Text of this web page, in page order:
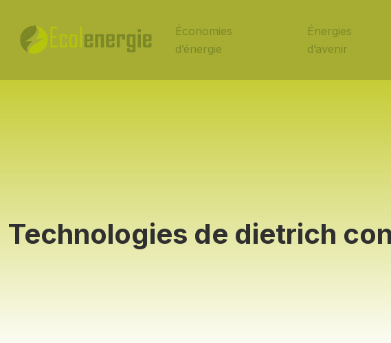
Économies
d’énergie
Énergies
d’avenir
Technologies de dietrich